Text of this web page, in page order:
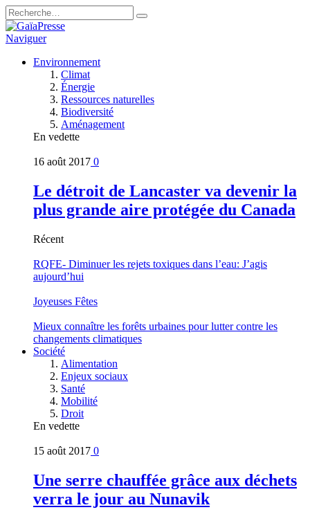
Naviguer
Environnement
Climat
Énergie
Ressources naturelles
Biodiversité
Aménagement
En vedette
16 août 2017 0
Le détroit de Lancaster va devenir la
plus grande aire protégée du Canada
Récent
RQFE- Diminuer les rejets toxiques dans l’eau: J’agis
aujourd’hui
Joyeuses Fêtes
Mieux connaître les forêts urbaines pour lutter contre les
changements climatiques
Société
Alimentation
Enjeux sociaux
Santé
Mobilité
Droit
En vedette
15 août 2017 0
Une serre chauffée grâce aux déchets
verra le jour au Nunavik